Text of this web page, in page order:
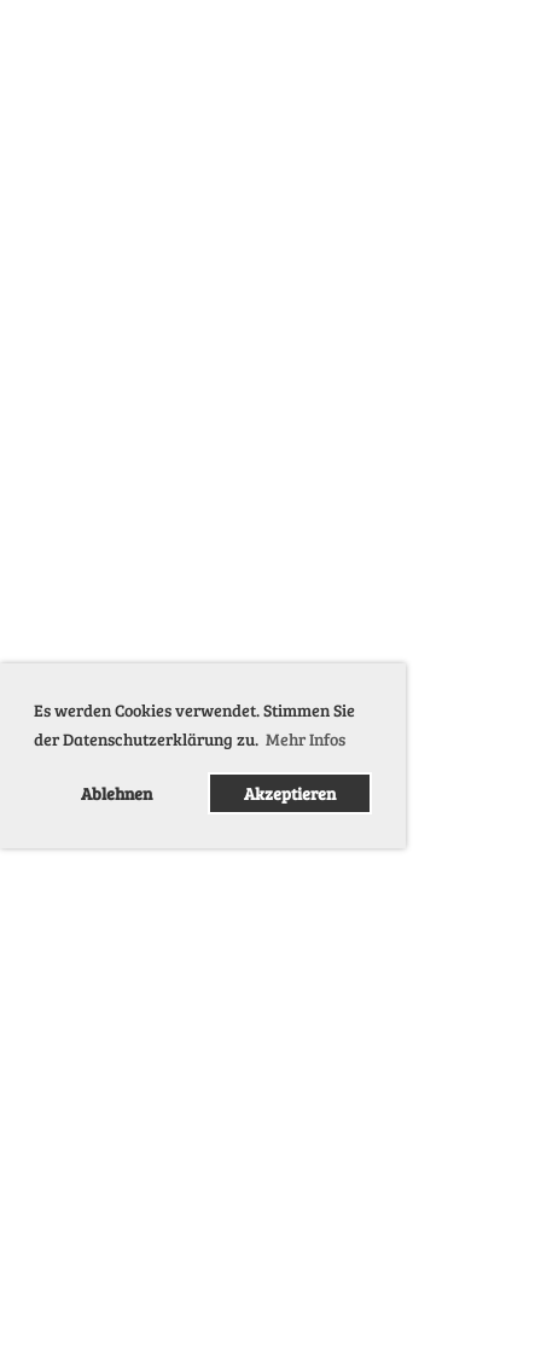
Es werden Cookies verwendet. Stimmen Sie
der Datenschutzerklärung zu. Mehr Infos
Ablehnen Akzeptieren